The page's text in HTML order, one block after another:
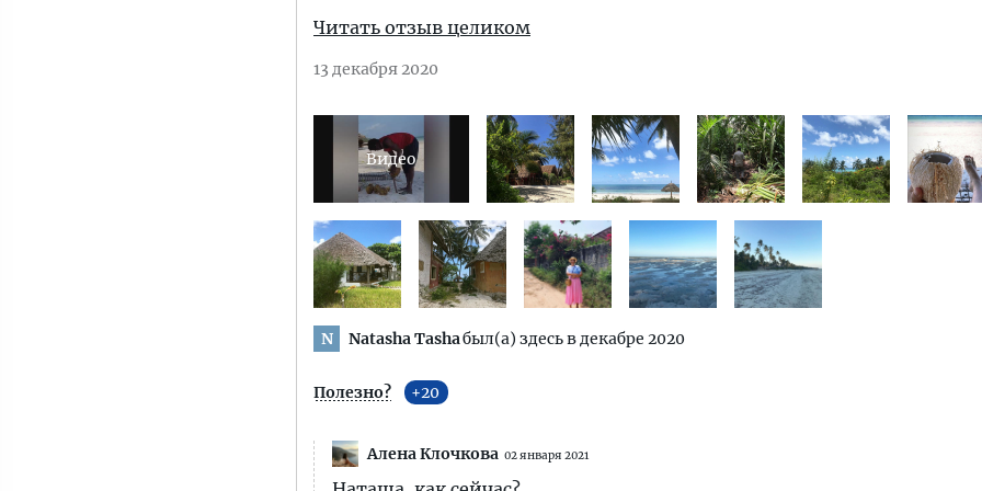
Читать отзыв целиком
13 декабря 2020
N Natasha Tashaбыл(а) здесь в декабре 2020
Полезно? 20
Алена Клочкова 02 января 2021